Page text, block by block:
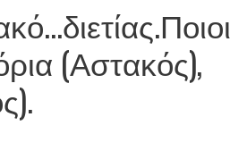
(Αστακός),